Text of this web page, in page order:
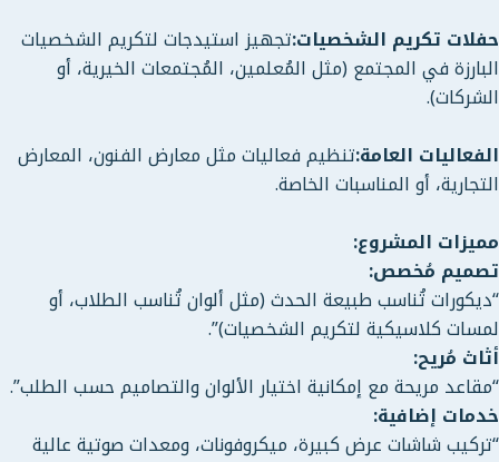
حفلات تكريم الشخصيات:تجهيز استيدجات لتكريم الشخصيات
البارزة في المجتمع (مثل المُعلمين، المُجتمعات الخيرية، أو
الشركات).
الفعاليات العامة:تنظيم فعاليات مثل معارض الفنون، المعارض
التجارية، أو المناسبات الخاصة.
مميزات المشروع:
تصميم مُخصص:
“ديكورات تُناسب طبيعة الحدث (مثل ألوان تُناسب الطلاب، أو
لمسات كلاسيكية لتكريم الشخصيات)”.
أثاث مُريح:
“مقاعد مريحة مع إمكانية اختيار الألوان والتصاميم حسب الطلب”.
خدمات إضافية:
“تركيب شاشات عرض كبيرة، ميكروفونات، ومعدات صوتية عالية